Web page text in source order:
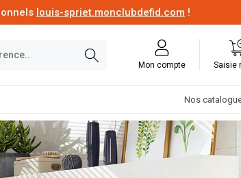
louis-spriet.monclubdefid.com !
Mon compte Saisie
Nos